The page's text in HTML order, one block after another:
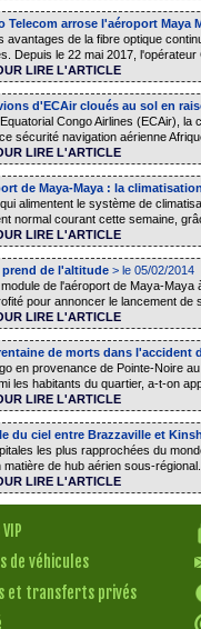
Telecom arrose l'aéroport Maya
avantages de la fibre optique
Depuis le 22 mai 2017, l'opérateur
LIRE L'ARTICLE
d'ECAir cloués au sol en
Congo Airlines (ECAir),
sécurité navigation aérienne
LIRE L'ARTICLE
de Maya-Maya : la
alimentent le système de
normal courant cette semaine,
LIRE L'ARTICLE
de l'altitude > le 05/02/2014
de l'aéroport de Maya-
pour annoncer le lancement de
LIRE L'ARTICLE
de morts dans l'accident
en provenance de Pointe-Noire
les habitants du quartier, a-t-on
LIRE L'ARTICLE
du ciel entre Brazzaville et
les plus rapprochées du
matière de hub aérien sous-
LIRE L'ARTICLE
de véhicules
et transferts privés